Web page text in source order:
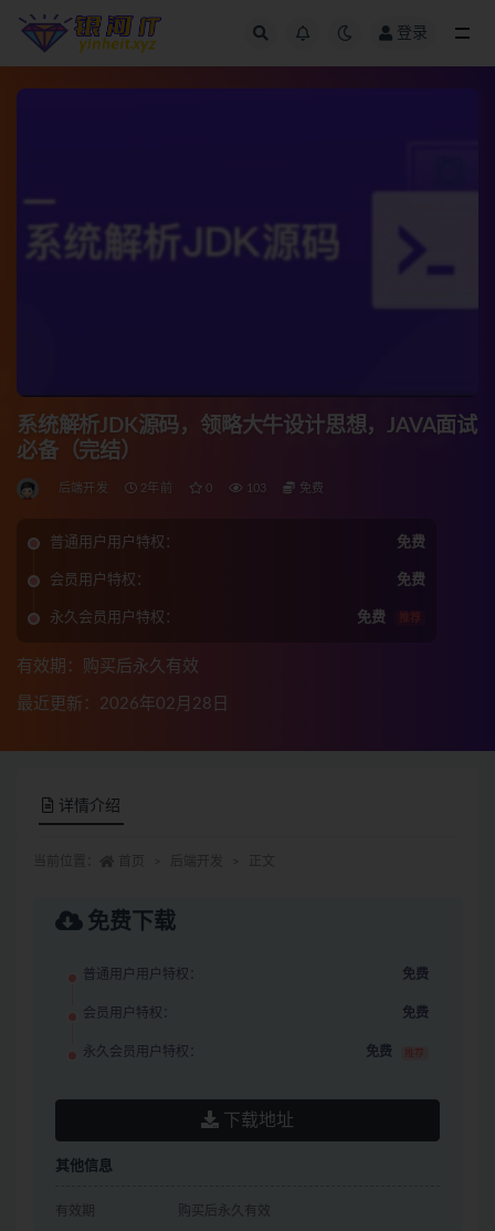
登录
系统解析JDK源码，领略大牛设计思想，JAVA面试
必备（完结）
后端开发 2年前 0 103 免费
普通用户用户特权： 免费
会员用户特权： 免费
永久会员用户特权： 免费 推荐
有效期：购买后永久有效
最近更新：2026年02月28日
详情介绍
免费下载
普通用户用户特权： 免费
会员用户特权： 免费
永久会员用户特权： 免费 推荐
下载地址
其他信息
有效期 购买后永久有效